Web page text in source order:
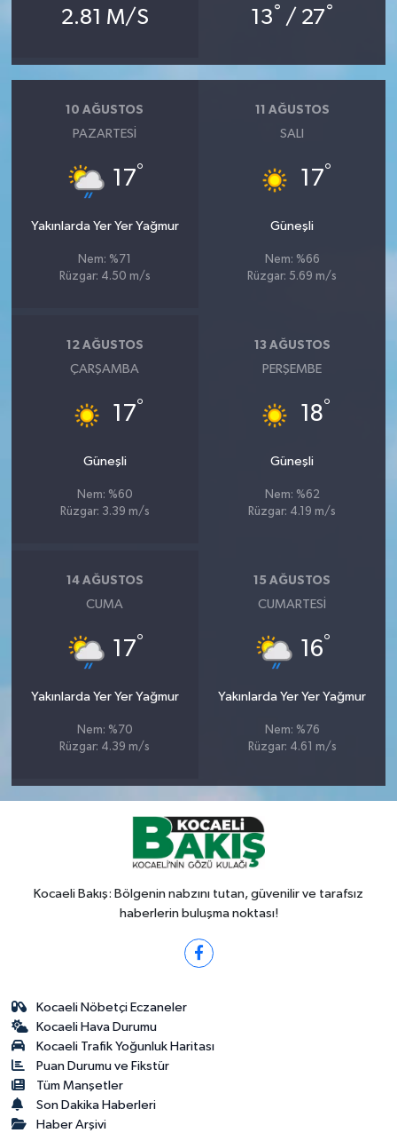
2.81 M/S 13° / 27°
10 AĞUSTOS
PAZARTESI
17°
Yakınlarda Yer Yer Yağmur
Nem: %71
Rüzgar: 4.50 m/s
11 AĞUSTOS
SALI
17°
Güneşli
Nem: %66
Rüzgar: 5.69 m/s
12 AĞUSTOS
ÇARŞAMBA
17°
Güneşli
Nem: %60
Rüzgar: 3.39 m/s
13 AĞUSTOS
PERŞEMBE
18°
Güneşli
Nem: %62
Rüzgar: 4.19 m/s
14 AĞUSTOS
CUMA
17°
Yakınlarda Yer Yer Yağmur
Nem: %70
Rüzgar: 4.39 m/s
15 AĞUSTOS
CUMARTESI
16°
Yakınlarda Yer Yer Yağmur
Nem: %76
Rüzgar: 4.61 m/s
Kocaeli Bakış: Bölgenin nabzını tutan, güvenilir ve tarafsız
haberlerin buluşma noktası!
Kocaeli Nöbetçi Eczaneler
Kocaeli Hava Durumu
Kocaeli Trafik Yoğunluk Haritası
Puan Durumu ve Fikstür
Tüm Manşetler
Son Dakika Haberleri
Haber Arşivi